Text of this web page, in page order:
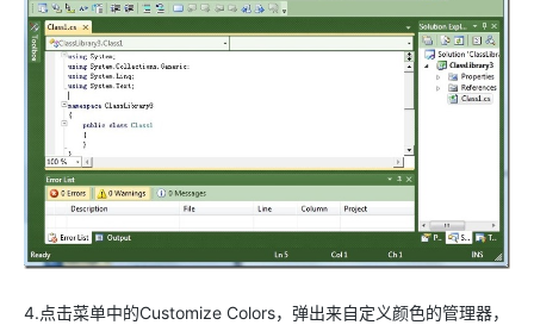
4.点击菜单中的Customize Colors，弹出来自定义颜色的管理器，